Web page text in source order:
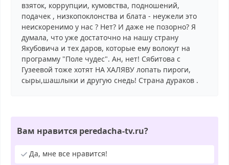
взяток, коррупции, кумовства, подношений,
подачек , низкопоклонства и блата - неужели это
неискоренимо у нас ? Нет? И даже не позорно? Я
думала, что уже достаточно на нашу страну
Якубовича и тех даров, которые ему волокут на
программу "Поле чудес". Ан, нет! Сябитова с
Гузеевой тоже хотят НА ХАЛЯВУ лопать пироги,
сыры,шашлыки и другую снедь! Страна дураков .
Вам нравится peredacha-tv.ru?
Да, мне все нравится!